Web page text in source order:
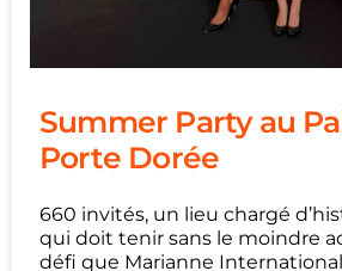
Summer Party au
Porte Dorée
660 invités, un lieu chargé
qui doit tenir sans le moindre
défi que Marianne